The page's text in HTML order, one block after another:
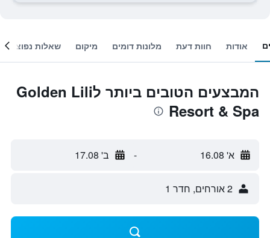
אודות חוות דעת מלונות דומים מיקום שאלות נפוצות
המבצעים הטובים ביותר לGolden Lili
Resort & Spa
א' 16.08 - ב' 17.08
2 אורחים, חדר 1